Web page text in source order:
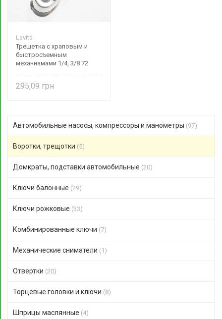
Lavita
Трещетка с храповым и
быстросъемным
механизмами 1/4, 3/8 72
295,09
Автомобильные насосы, компрессоры и манометры (97)
Воротки, трещотки (5)
Домкраты, подставки автомобильные (20)
Ключи балонные (29)
Ключи рожковые (33)
Комбинированные ключи (7)
Механические сниматели (1)
Отвертки (20)
Торцевые головки и ключи (8)
Шприцы маслянные (4)